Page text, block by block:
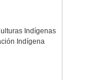
Indígenas
Indígena